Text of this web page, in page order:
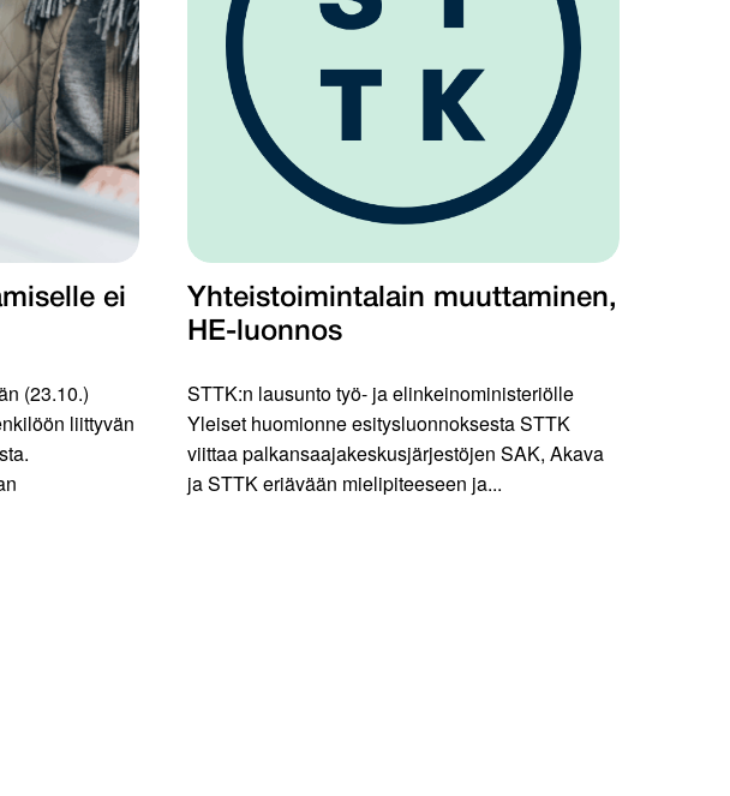
ei
(23.10.)
liittyvän
Yhteistoimintalain muuttaminen,
HE-luonnos
STTK:n lausunto työ- ja elinkeinoministeriölle
Yleiset huomionne esitysluonnoksesta STTK
viittaa palkansaajakeskusjärjestöjen SAK, Akava
ja STTK eriävään mielipiteeseen ja...